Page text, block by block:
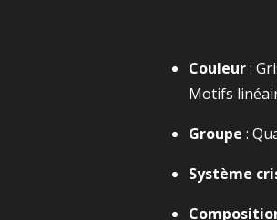
Couleur:
Motifs
Groupe :
Système